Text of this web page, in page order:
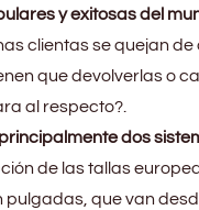
y exitosas del
clientas se quejan
que devolverlas o
al respecto?.
dos
de las tallas
que van